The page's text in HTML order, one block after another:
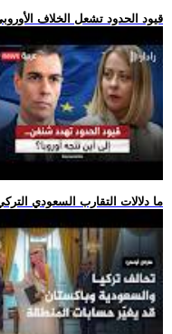
.. قيود الحدود تشعل الخلاف
.. ما دلالات التقارب السعودي